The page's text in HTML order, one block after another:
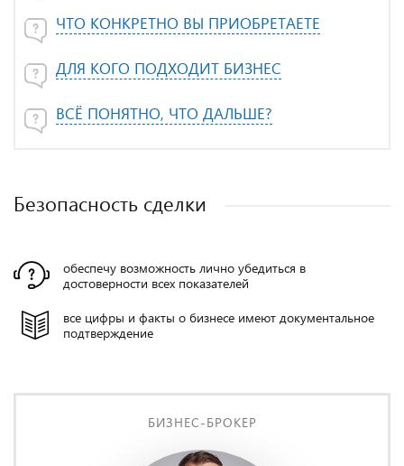
ЧТО КОНКРЕТНО ВЫ ПРИОБРЕТАЕТЕ
ДЛЯ КОГО ПОДХОДИТ БИЗНЕС
ВСЁ ПОНЯТНО, ЧТО ДАЛЬШЕ?
Безопасность сделки
обеспечу возможность лично убедиться в
достоверности всех показателей
все цифры и факты о бизнесе имеют документальное
подтверждение
БИЗНЕС-БРОКЕР